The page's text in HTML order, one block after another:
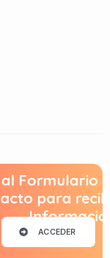
Formulario
para
ACCEDER